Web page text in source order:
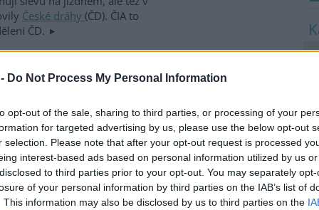
Do Not Process My Personal Information
opt-out of the sale, sharing to third parties, or processing of your
for targeted advertising by us, please use the below opt-out
selection. Please note that after your opt-out request is processed
interest-based ads based on personal information utilized by us
to third parties prior to your opt-out. You may separately
of your personal information by third parties on the IAB’s list of
This information may also be disclosed by us to third parties on the
České dráhy (ČD). ČIA to
ČD.
je v současnosti rovníkový
tropické pralesy.
dřeva dnes způsobují, že
se tak jedním z motorů
současné situace
příkladu indonéské
přiblížit.